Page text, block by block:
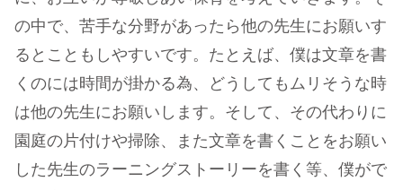
の中で、苦手な分野があったら他の先生にお願いす
るとこともしやすいです。たとえば、僕は文章を書
くのには時間が掛かる為、どうしてもムリそうな時
は他の先生にお願いします。そして、その代わりに
園庭の片付けや掃除、また文章を書くことをお願い
した先生のラーニングストーリーを書く等、僕がで